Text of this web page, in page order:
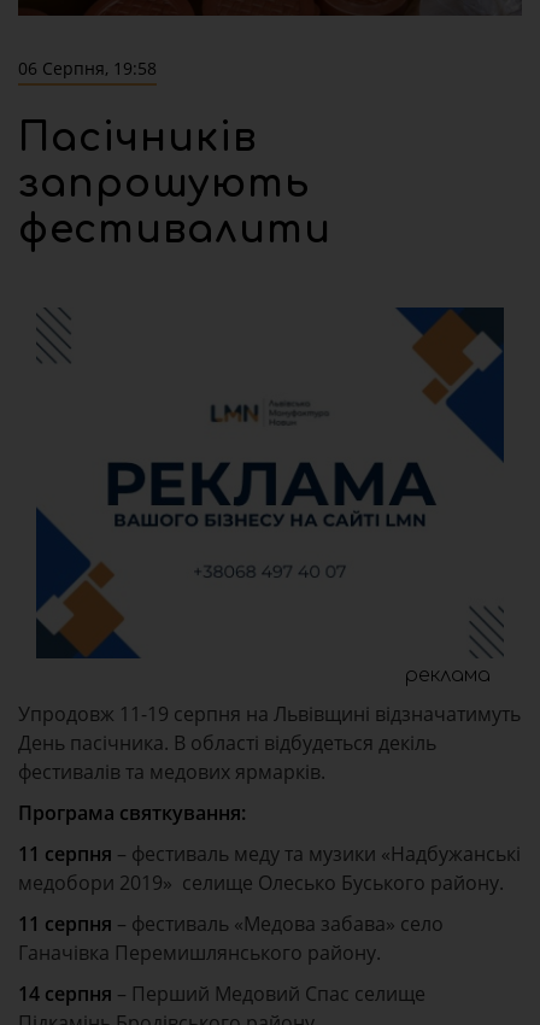
06 Серпня, 19:58
Пасічників
запрошують
фестивалити
реклама
Упродовж 11-19 серпня на Львівщині відзначатимуть
День пасічника. В області відбудеться декіль
фестивалів та медових ярмарків.
Програма святкування:
11 серпня – фестиваль меду та музики «Надбужанські
медобори 2019» селище Олесько Буського району.
11 серпня – фестиваль «Медова забава» село
Ганачівка Перемишлянського району.
14 серпня – Перший Медовий Спас селище